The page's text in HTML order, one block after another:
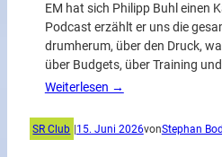
EM hat sich Philipp Buhl einen
Podcast erzählt er uns die
drumherum, über den Druck,
über Budgets, über Training
Weiterlesen →
SR Club |15. Juni 2026vonStephan